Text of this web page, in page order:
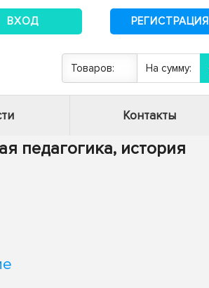
ВХОД РЕГИСТРАЦИЯ
Товаров: На сумму:
Контакты
педагогика, история